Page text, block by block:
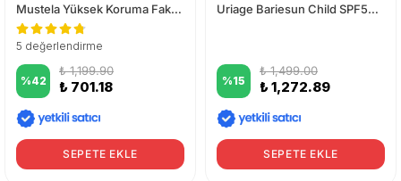
Mustela Yüksek Koruma Faktörlü SPF 50 Stick Güneş Kremi 9 ml
5 değerlendirme
%42
₺ 1,199.90
₺ 701.18
SEPETE EKLE
Uriage Bariesun Child SPF50+ Lotion 100 ml
%15
₺ 1,499.00
₺ 1,272.89
SEPETE EKLE